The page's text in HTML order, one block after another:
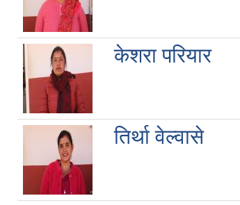
केशरा परियार
तिर्था वेल्वासे